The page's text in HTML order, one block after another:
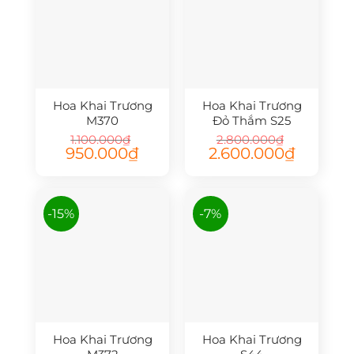
Hoa Khai Trương
M370
1.100.000₫
Giá
gốc
950.000₫Giá
Hoa Khai Trương
Đỏ Thắm S25
2.800.000₫
Giá
gốc
2.600.000₫Giá
-15%
Hoa Khai Trương
-7%
Hoa Khai Trương